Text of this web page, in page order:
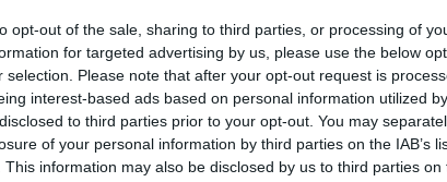
opt-out of the sale, sharing to third parties, or processing of
for targeted advertising by us, please use the below
selection. Please note that after your opt-out request is
interest-based ads based on personal information utilized
to third parties prior to your opt-out. You may
of your personal information by third parties on the IAB’s
This information may also be disclosed by us to third parties on